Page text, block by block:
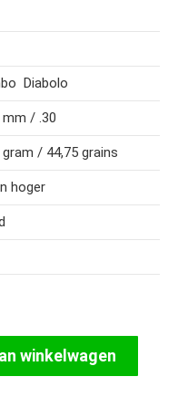
Diabolo
mm / .30
gram / 44,75 grains
hoger
winkelwagen